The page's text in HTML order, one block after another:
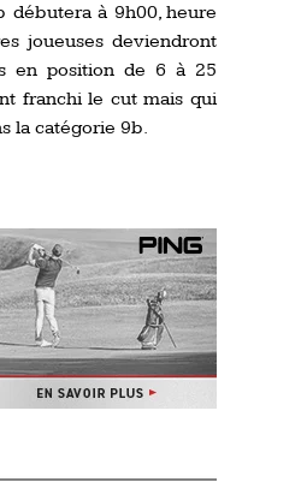
débutera à 9h00, heure
joueuses deviendront
en position de 6 à 25
franchi le cut mais qui
la catégorie 9b.